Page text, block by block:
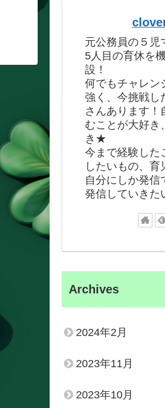
元公務員の５
5人目の育休を
設！
何でもチャレン
強く、今挑戦し
さんあります！
むことが大好き
き★
今まで経験した
したいもの、
自分にしか発信
発信していきた
Archives
2024年2月
2023年11月
2023年10月